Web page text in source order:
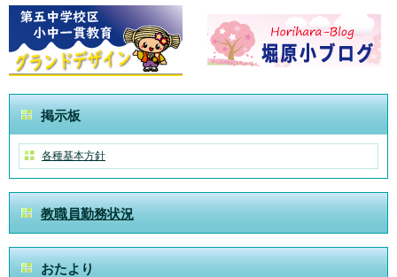
掲示板
各種基本方針
教職員勤務状況
おたより